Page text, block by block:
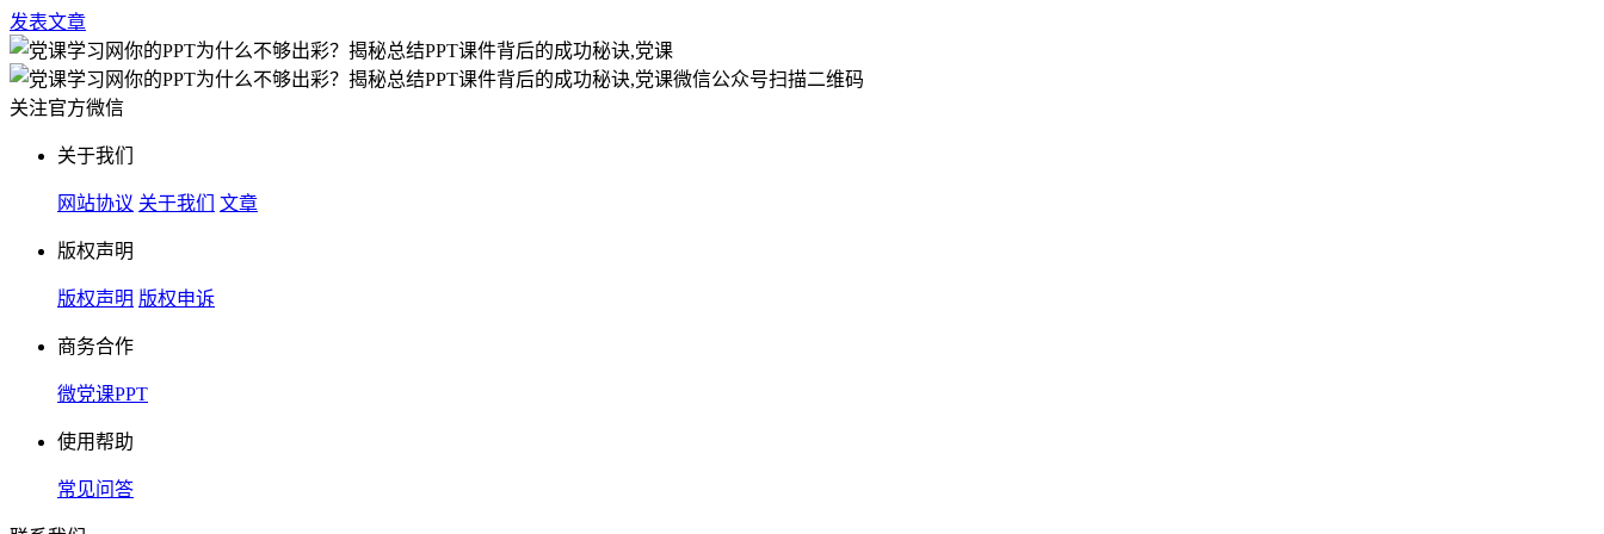
发表文章
扫描二维码
关注官方微信
关于我们
网站协议 关于我们 文章
版权声明
版权声明 版权申诉
商务合作
微党课PPT
使用帮助
常见问答